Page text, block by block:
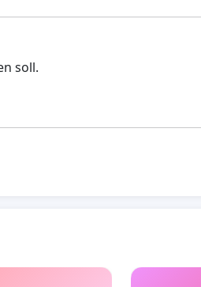
soll.